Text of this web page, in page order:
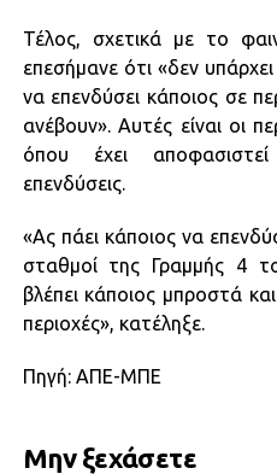
Τέλος, σχετικά με το
επεσήμανε ότι «δεν
να επενδύσει κάποιος σε
ανέβουν». Αυτές είναι οι
όπου έχει
επενδύσεις.
«Ας πάει κάποιος να
σταθμοί της Γραμμής 4
βλέπει κάποιος μπροστά
περιοχές», κατέληξε.
Πηγή: ΑΠΕ-ΜΠΕ
Μην ξεχάσετε